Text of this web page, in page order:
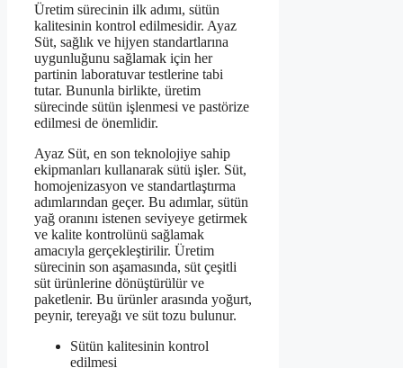
Üretim sürecinin ilk adımı, sütün
kalitesinin kontrol edilmesidir. Ayaz
Süt, sağlık ve hijyen standartlarına
uygunluğunu sağlamak için her
partinin laboratuvar testlerine tabi
tutar. Bununla birlikte, üretim
sürecinde sütün işlenmesi ve pastörize
edilmesi de önemlidir.
Ayaz Süt, en son teknolojiye sahip
ekipmanları kullanarak sütü işler. Süt,
homojenizasyon ve standartlaştırma
adımlarından geçer. Bu adımlar, sütün
yağ oranını istenen seviyeye getirmek
ve kalite kontrolünü sağlamak
amacıyla gerçekleştirilir. Üretim
sürecinin son aşamasında, süt çeşitli
süt ürünlerine dönüştürülür ve
paketlenir. Bu ürünler arasında yoğurt,
peynir, tereyağı ve süt tozu bulunur.
Sütün kalitesinin kontrol
edilmesi